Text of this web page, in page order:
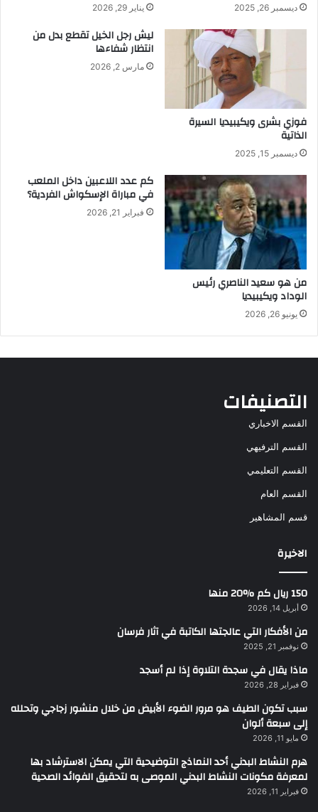
ديسمبر 26, 2025 يناير 29, 2026
فوزي بشرى ويكيبيديا السيرة
الذاتية
ديسمبر 15, 2025
ليش رجل الخيل تقطع بدل من
انتظار شفاءها
مارس 2, 2026
من هو سعيد الناصري رئيس
الوداد ويكيبيديا
يونيو 26, 2026
كم عدد اللاعبين داخل الملعب
في مباراة الإسكواش الفردية؟
فبراير 21, 2026
التصنيفات
القسم الاخباري
القسم الترفيهي
القسم التعليمي
القسم العام
قسم المشاهير
الاخيرة
150 ريال كم 20‎%‎ منها
أبريل 14, 2026
من الأفكار التي عالجتها الكاتبة في آثار فرسان
نوفمبر 21, 2025
ماذا يقال في سجدة التلاوة إذا لم أسجد
فبراير 28, 2026
سبب تكون الطيف هو مرور الضوء الأبيض من خلال منشور زجاجي وتحلله
إلى سبعة ألوان
مايو 11, 2026
هرم النشاط البدني أحد النماذج التوضيحية التي يمكن الاسترشاد بها
لمعرفة مكونات النشاط البدني الموصى به لتحقيق الفوائد الصحية
فبراير 11, 2026